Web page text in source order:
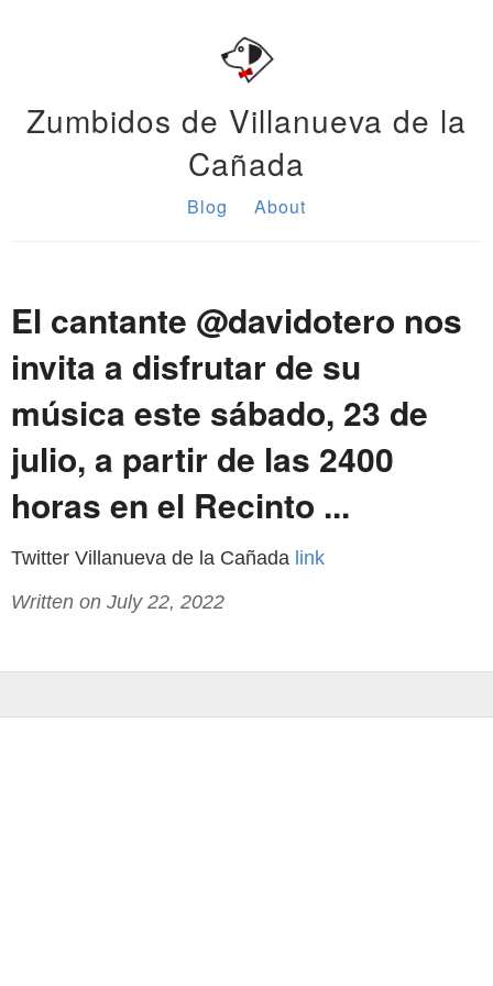
Zumbidos de Villanueva de la
Cañada
Blog About
El cantante @davidotero nos
invita a disfrutar de su
música este sábado, 23 de
julio, a partir de las 2400
horas en el Recinto ...
Twitter Villanueva de la Cañada link
Written on July 22, 2022